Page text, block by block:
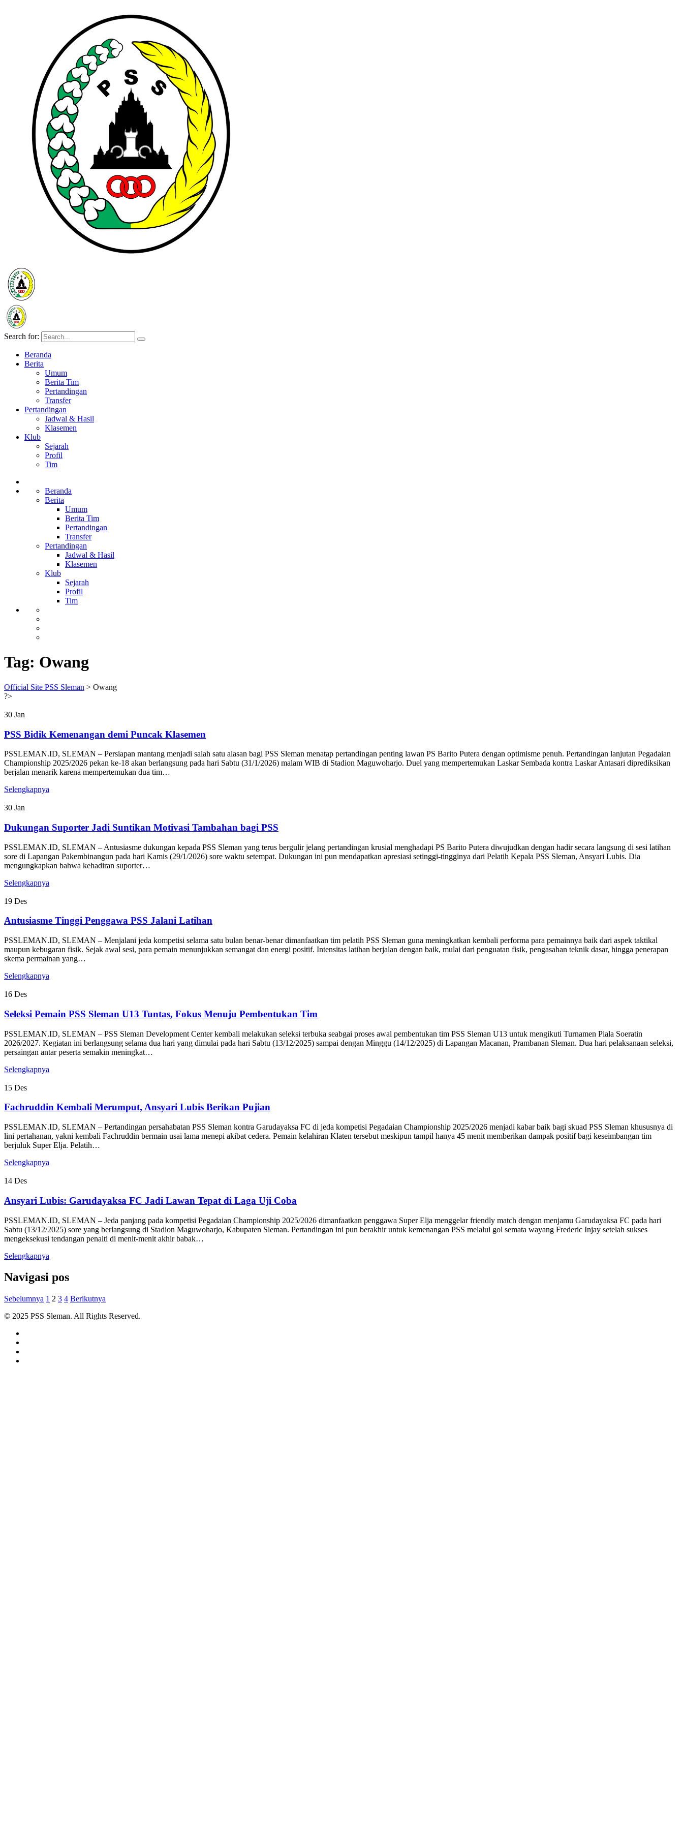
Search for:
Beranda
Berita
Umum
Berita Tim
Pertandingan
Transfer
Pertandingan
Jadwal & Hasil
Klasemen
Klub
Sejarah
Profil
Tim
Beranda
Berita
Umum
Berita Tim
Pertandingan
Transfer
Pertandingan
Jadwal & Hasil
Klasemen
Klub
Sejarah
Profil
Tim
Tag: Owang
Official Site PSS Sleman > Owang
?>
30 Jan
PSS Bidik Kemenangan demi Puncak Klasemen
PSSLEMAN.ID, SLEMAN – Persiapan mantang menjadi salah satu alasan bagi PSS Sleman menatap pertandingan penting lawan PS Barito Putera dengan optimisme penuh. Pertandingan lanjutan Pegadaian
Championship 2025/2026 pekan ke-18 akan berlangsung pada hari Sabtu (31/1/2026) malam WIB di Stadion Maguwoharjo. Duel yang mempertemukan Laskar Sembada kontra Laskar Antasari diprediksikan
berjalan menarik karena mempertemukan dua tim…
Selengkapnya
30 Jan
Dukungan Suporter Jadi Suntikan Motivasi Tambahan bagi PSS
PSSLEMAN.ID, SLEMAN – Antusiasme dukungan kepada PSS Sleman yang terus bergulir jelang pertandingan krusial menghadapi PS Barito Putera diwujudkan dengan hadir secara langsung di sesi latihan
sore di Lapangan Pakembinangun pada hari Kamis (29/1/2026) sore waktu setempat. Dukungan ini pun mendapatkan apresiasi setinggi-tingginya dari Pelatih Kepala PSS Sleman, Ansyari Lubis. Dia
mengungkapkan bahwa kehadiran suporter…
Selengkapnya
19 Des
Antusiasme Tinggi Penggawa PSS Jalani Latihan
PSSLEMAN.ID, SLEMAN – Menjalani jeda kompetisi selama satu bulan benar-benar dimanfaatkan tim pelatih PSS Sleman guna meningkatkan kembali performa para pemainnya baik dari aspek taktikal
maupun kebugaran fisik. Sejak awal sesi, para pemain menunjukkan semangat dan energi positif. Intensitas latihan berjalan dengan baik, mulai dari penguatan fisik, pengasahan teknik dasar, hingga penerapan
skema permainan yang…
Selengkapnya
16 Des
Seleksi Pemain PSS Sleman U13 Tuntas, Fokus Menuju Pembentukan Tim
PSSLEMAN.ID, SLEMAN – PSS Sleman Development Center kembali melakukan seleksi terbuka seabgai proses awal pembentukan tim PSS Sleman U13 untuk mengikuti Turnamen Piala Soeratin
2026/2027. Kegiatan ini berlangsung selama dua hari yang dimulai pada hari Sabtu (13/12/2025) sampai dengan Minggu (14/12/2025) di Lapangan Macanan, Prambanan Sleman. Dua hari pelaksanaan seleksi,
persaingan antar peserta semakin meningkat…
Selengkapnya
15 Des
Fachruddin Kembali Merumput, Ansyari Lubis Berikan Pujian
PSSLEMAN.ID, SLEMAN – Pertandingan persahabatan PSS Sleman kontra Garudayaksa FC di jeda kompetisi Pegadaian Championship 2025/2026 menjadi kabar baik bagi skuad PSS Sleman khususnya di
lini pertahanan, yakni kembali Fachruddin bermain usai lama menepi akibat cedera. Pemain kelahiran Klaten tersebut meskipun tampil hanya 45 menit memberikan dampak positif bagi keseimbangan tim
berjuluk Super Elja. Pelatih…
Selengkapnya
14 Des
Ansyari Lubis: Garudayaksa FC Jadi Lawan Tepat di Laga Uji Coba
PSSLEMAN.ID, SLEMAN – Jeda panjang pada kompetisi Pegadaian Championship 2025/2026 dimanfaatkan penggawa Super Elja menggelar friendly match dengan menjamu Garudayaksa FC pada hari
Sabtu (13/12/2025) sore yang berlangsung di Stadion Maguwoharjo, Kabupaten Sleman. Pertandingan ini pun berakhir untuk kemenangan PSS melalui gol semata wayang Frederic Injay setelah sukses
mengeksekusi tendangan penalti di menit-menit akhir babak…
Selengkapnya
Navigasi pos
Sebelumnya 1 2 3 4 Berikutnya
© 2025 PSS Sleman. All Rights Reserved.